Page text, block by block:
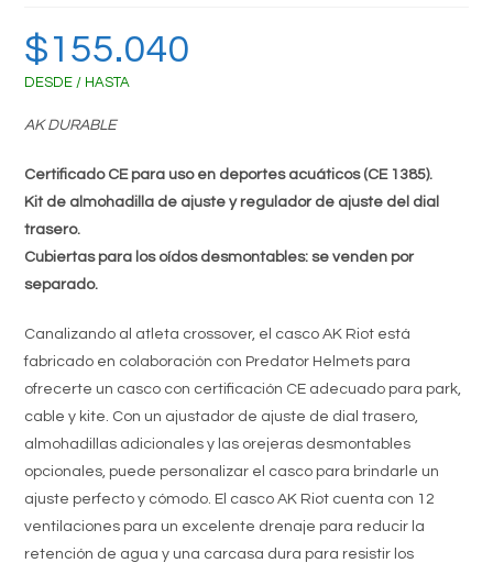
$155.040
DESDE / HASTA
AK DURABLE
Certificado CE para uso en deportes acuáticos (CE 1385).
Kit de almohadilla de ajuste y regulador de ajuste del dial
trasero.
Cubiertas para los oídos desmontables: se venden por
separado.
Canalizando al atleta crossover, el casco AK Riot está
fabricado en colaboración con Predator Helmets para
ofrecerte un casco con certificación CE adecuado para park,
cable y kite. Con un ajustador de ajuste de dial trasero,
almohadillas adicionales y las orejeras desmontables
opcionales, puede personalizar el casco para brindarle un
ajuste perfecto y cómodo. El casco AK Riot cuenta con 12
ventilaciones para un excelente drenaje para reducir la
retención de agua y una carcasa dura para resistir los